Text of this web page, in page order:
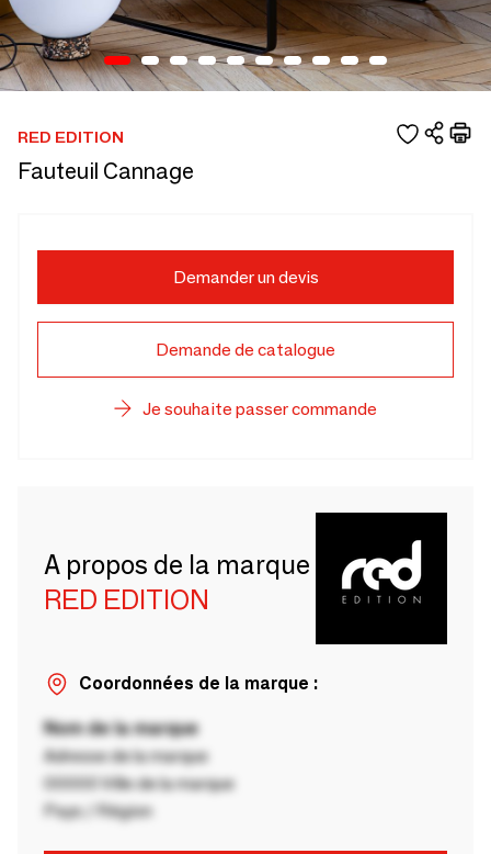
RED EDITION
Fauteuil Cannage
Demander un devis
Demande de catalogue
Je souhaite passer commande
A propos de la marque
RED EDITION
Coordonnées de la marque :
Nom de la marque
Adresse de la marque
00000 Ville de la marque
Pays / Région